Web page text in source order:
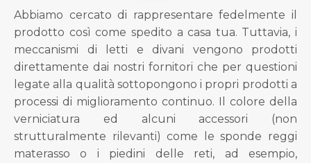
Abbiamo cercato di rappresentare fedelmente il
prodotto così come spedito a casa tua. Tuttavia, i
meccanismi di letti e divani vengono prodotti
direttamente dai nostri fornitori che per questioni
legate alla qualità sottopongono i propri prodotti a
processi di miglioramento continuo. Il colore della
verniciatura ed alcuni accessori (non
strutturalmente rilevanti) come le sponde reggi
materasso o i piedini delle reti, ad esempio,